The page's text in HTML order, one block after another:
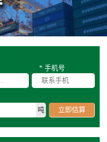
* 手机号
吨
立即估算